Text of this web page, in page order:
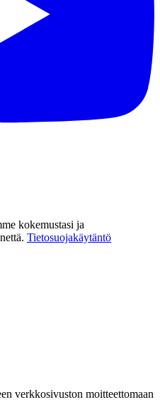
kokemustasi ja
Tietosuojakäytäntö
verkkosivuston moitteettomaan